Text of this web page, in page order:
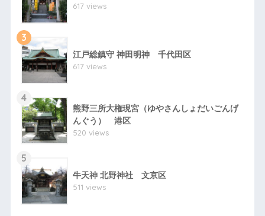
617 views
3
江戸総鎮守 神田明神 千代田区
617 views
4
熊野三所大権現宮（ゆやさんしょだいごんげ
んぐう） 港区
520 views
5
牛天神 北野神社 文京区
511 views